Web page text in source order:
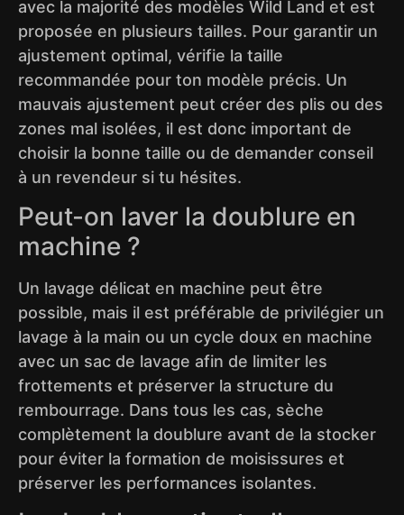
avec la majorité des modèles Wild Land et est
proposée en plusieurs tailles. Pour garantir un
ajustement optimal, vérifie la taille
recommandée pour ton modèle précis. Un
mauvais ajustement peut créer des plis ou des
zones mal isolées, il est donc important de
choisir la bonne taille ou de demander conseil
à un revendeur si tu hésites.
Peut-on laver la doublure en
machine ?
Un lavage délicat en machine peut être
possible, mais il est préférable de privilégier un
lavage à la main ou un cycle doux en machine
avec un sac de lavage afin de limiter les
frottements et préserver la structure du
rembourrage. Dans tous les cas, sèche
complètement la doublure avant de la stocker
pour éviter la formation de moisissures et
préserver les performances isolantes.